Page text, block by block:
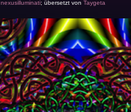
nexusilluminati; übersetzt von Taygeta